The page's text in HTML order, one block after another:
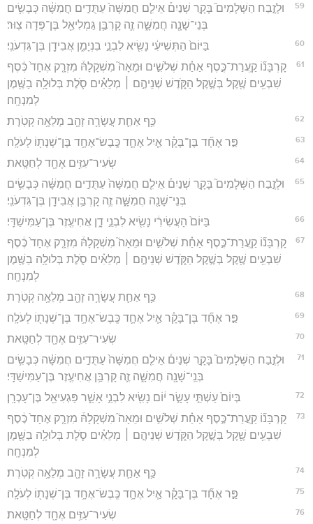
59
וּלְזֶ֣בַח הַשְּׁלָמִים֮ בָּקָ֣ר שְׁנַיִם֒ אֵילִ֤ם חֲמִשָּׁה֙ עַתֻּדִ֣ים חֲמִשָּׁ֔ה כְּבָשִׂ֥ים
בְּנֵי־שָׁנָ֖ה חֲמִשָּׁ֑ה זֶ֛ה קָרְבַּ֥ן גַּמְלִיאֵ֖ל בֶּן־פְּדָה צֽוּר׃
60 בַּיּוֹם֙ הַתְּשִׁיעִ֔י נָשִׂ֖יא לִבְנֵ֣י בִנְיָמִ֑ן אֲבִידָ֖ן בֶּן־גִּדְעֹנִֽי׃
61
קָרְבָּנ֞וֹ קַֽעֲרַת־כֶּ֣סֶף אַחַ֗ת שְׁלֹשִׁ֣ים וּמֵאָה֮ מִשְׁקָלָהּ֒ מִזְרָ֤ק אֶחָד֙ כֶּ֔סֶף
שִׁבְעִ֥ים שֶׁ֖קֶל בְּשֶׁ֣קֶל הַקֹּ֑דֶשׁ שְׁנֵיהֶ֣ם ׀ מְלֵאִ֗ים סֹ֛לֶת בְּלוּלָ֥ה בַשֶּׁ֖מֶן
לְמִנְחָֽה׃
62 כַּ֥ף אַחַ֛ת עֲשָׂרָ֥ה זָהָ֖ב מְלֵאָ֥ה קְטֹֽרֶת׃
63 פַּ֣ר אֶחָ֞ד בֶּן־בָּקָ֗ר אַ֧יִל אֶחָ֛ד כֶּֽבֶשׂ־אֶחָ֥ד בֶּן־שְׁנָת֖וֹ לְעֹלָֽה׃
64 שְׂעִיר־עִזִּ֥ים אֶחָ֖ד לְחַטָּֽאת׃
65
וּלְזֶ֣בַח הַשְּׁלָמִים֮ בָּקָ֣ר שְׁנַיִם֒ אֵילִ֤ם חֲמִשָּׁה֙ עַתֻּדִ֣ים חֲמִשָּׁ֔ה כְּבָשִׂ֥ים
בְּנֵי־שָׁנָ֖ה חֲמִשָּׁ֑ה זֶ֛ה קָרְבַּ֥ן אֲבִידָ֖ן בֶּן־גִּדְעֹנִֽי׃
66 בַּיּוֹם֙ הָעֲשִׂירִ֔י נָשִׂ֖יא לִבְנֵ֣י דָ֑ן אֲחִיעֶ֖זֶר בֶּן־עַמִּישַׁדָּֽי׃
67
קָרְבָּנ֞וֹ קַֽעֲרַת־כֶּ֣סֶף אַחַ֗ת שְׁלֹשִׁ֣ים וּמֵאָה֮ מִשְׁקָלָהּ֒ מִזְרָ֤ק אֶחָד֙ כֶּ֔סֶף
שִׁבְעִ֥ים שֶׁ֖קֶל בְּשֶׁ֣קֶל הַקֹּ֑דֶשׁ שְׁנֵיהֶ֣ם ׀ מְלֵאִ֗ים סֹ֛לֶת בְּלוּלָ֥ה בַשֶּׁ֖מֶן
לְמִנְחָֽה׃
68 כַּ֥ף אַחַ֛ת עֲשָׂרָ֥ה זָהָ֖ב מְלֵאָ֥ה קְטֹֽרֶת
69 פַּ֣ר אֶחָ֞ד בֶּן־בָּקָ֗ר אַ֧יִל אֶחָ֛ד כֶּֽבֶשׂ־אֶחָ֥ד בֶּן־שְׁנָת֖וֹ לְעֹלָֽה׃
70 שְׂעִיר־עִזִּ֥ים אֶחָ֖ד לְחַטָּֽאת׃
71
וּלְזֶ֣בַח הַשְּׁלָמִים֮ בָּקָ֣ר שְׁנַיִם֒ אֵילִ֤ם חֲמִשָּׁה֙ עַתֻּדִ֣ים חֲמִשָּׁ֔ה כְּבָשִׂ֥ים
בְּנֵֽי־שָׁנָ֖ה חֲמִשָּׁ֑ה זֶ֛ה קָרְבַּ֥ן אֲחִיעֶ֖זֶר בֶּן־עַמִּישַׁדָּֽי׃
72 בְּיוֹם֙ עַשְׁתֵּ֣י עָשָׂ֣ר י֔וֹם נָשִׂ֖יא לִבְנֵ֣י אָשֵׁ֑ר פַּגְעִיאֵ֖ל בֶּן־עָכְרָֽן׃
73
קָרְבָּנ֞וֹ קַֽעֲרַת־כֶּ֣סֶף אַחַ֗ת שְׁלֹשִׁ֣ים וּמֵאָה֮ מִשְׁקָלָהּ֒ מִזְרָ֤ק אֶחָד֙ כֶּ֔סֶף
שִׁבְעִ֥ים שֶׁ֖קֶל בְּשֶׁ֣קֶל הַקֹּ֑דֶשׁ שְׁנֵיהֶ֣ם ׀ מְלֵאִ֗ים סֹ֛לֶת בְּלוּלָ֥ה בַשֶּׁ֖מֶן
לְמִנְחָֽה׃
74 כַּ֥ף אַחַ֛ת עֲשָׂרָ֥ה זָהָ֖ב מְלֵאָ֥ה קְטֹֽרֶת׃
75 פַּ֣ר אֶחָ֞ד בֶּן־בָּקָ֗ר אַ֧יִל אֶחָ֛ד כֶּֽבֶשׂ־אֶחָ֥ד בֶּן־שְׁנָת֖וֹ לְעֹלָֽה׃
76 שְׂעִיר־עִזִּ֥ים אֶחָ֖ד לְחַטָּֽאת׃